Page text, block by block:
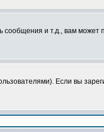
и т.д., вам может
Если вы